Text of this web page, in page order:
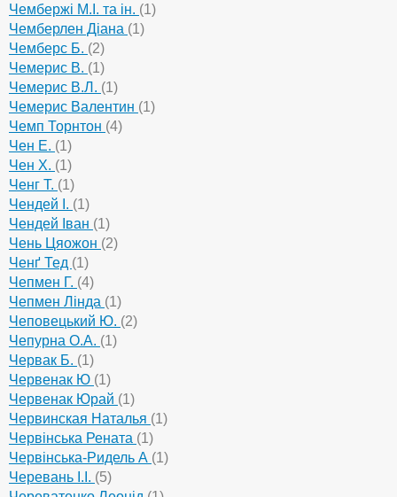
Чембержі М.І. та ін. (1)
Чемберлен Діана (1)
Чемберс Б. (2)
Чемерис В. (1)
Чемерис В.Л. (1)
Чемерис Валентин (1)
Чемп Торнтон (4)
Чен Е. (1)
Чен Х. (1)
Ченг Т. (1)
Чендей І. (1)
Чендей Іван (1)
Чень Цяожон (2)
Ченґ Тед (1)
Чепмен Г. (4)
Чепмен Лінда (1)
Чеповецький Ю. (2)
Чепурна О.А. (1)
Червак Б. (1)
Червенак Ю (1)
Червенак Юрай (1)
Червинская Наталья (1)
Червінська Рената (1)
Червінська-Ридель А (1)
Черевань І.І. (5)